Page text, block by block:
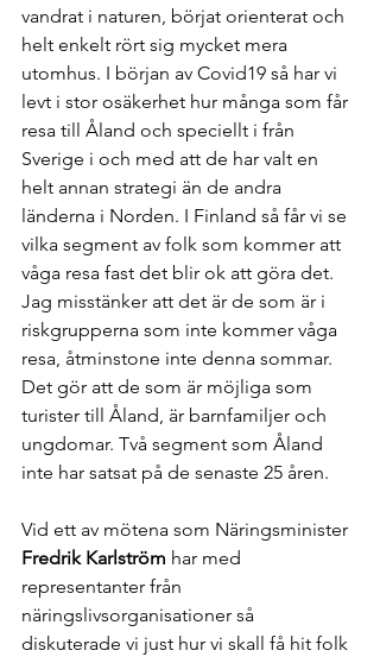
vandrat i naturen, börjat orienterat och
helt enkelt rört sig mycket mera
utomhus. I början av Covid19 så har vi
levt i stor osäkerhet hur många som får
resa till Åland och speciellt i från
Sverige i och med att de har valt en
helt annan strategi än de andra
länderna i Norden. I Finland så får vi se
vilka segment av folk som kommer att
våga resa fast det blir ok att göra det.
Jag misstänker att det är de som är i
riskgrupperna som inte kommer våga
resa, åtminstone inte denna sommar.
Det gör att de som är möjliga som
turister till Åland, är barnfamiljer och
ungdomar. Två segment som Åland
inte har satsat på de senaste 25 åren.
Vid ett av mötena som Näringsminister
Fredrik Karlström har med
representanter från
näringslivsorganisationer så
diskuterade vi just hur vi skall få hit folk